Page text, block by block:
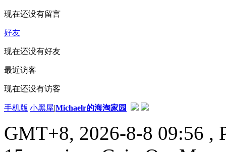
现在还没有留言
好友
现在还没有好友
最近访客
现在还没有访客
手机版|小黑屋|Michaelr的海淘家园
GMT+8, 2026-8-8 09:56 ,